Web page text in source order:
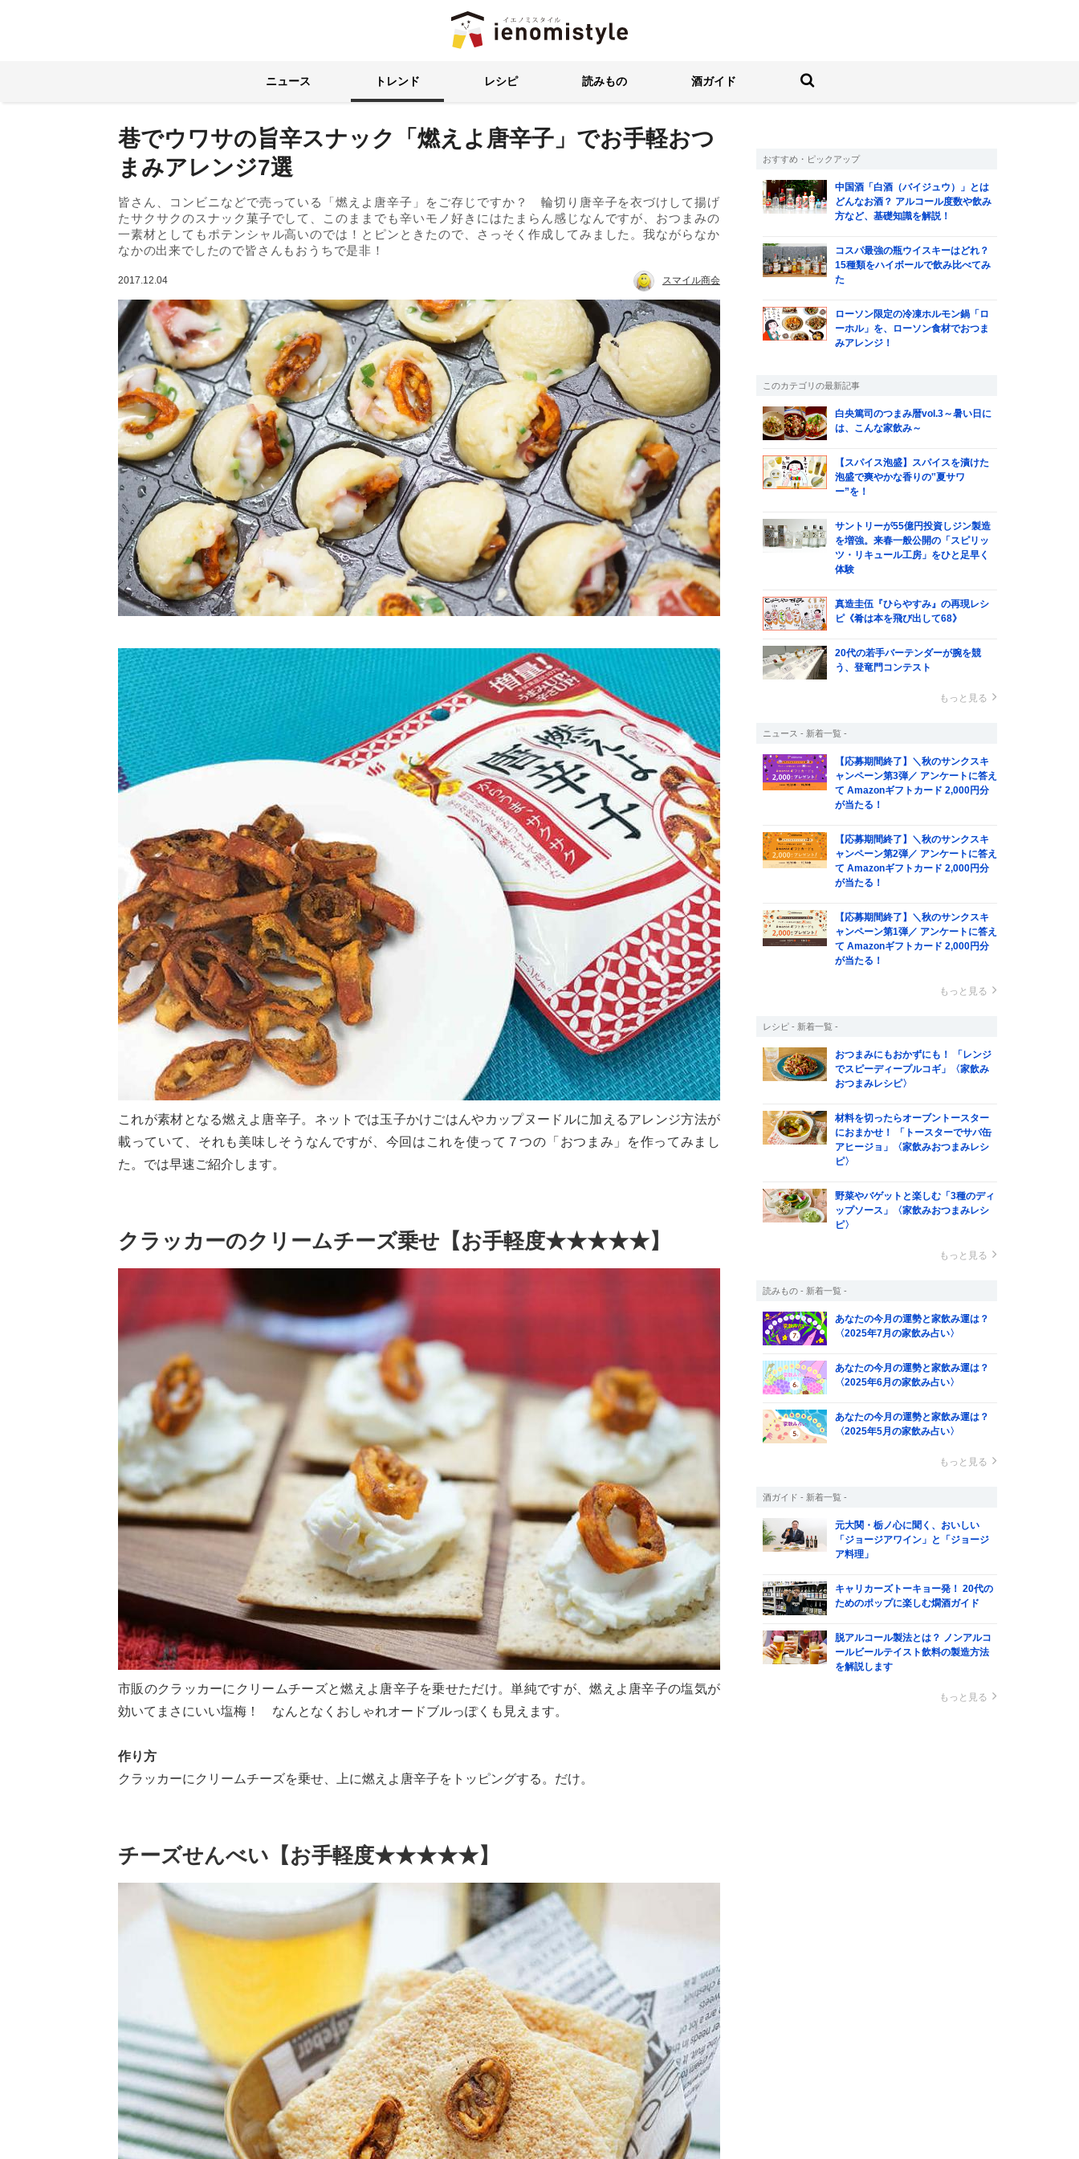
イエノミスタイル 家飲みを楽しむ人の情報サイト
ニュース トレンド レシピ 読みもの 酒ガイド 検索する
巷でウワサの旨辛スナック「燃えよ唐辛子」でお手軽おつ
まみアレンジ7選
皆さん、コンビニなどで売っている「燃えよ唐辛子」をご存じですか？ 輪切り唐辛子を衣づけして揚げ
たサクサクのスナック菓子でして、このままでも辛いモノ好きにはたまらん感じなんですが、おつまみの
一素材としてもポテンシャル高いのでは！とピンときたので、さっそく作成してみました。我ながらなか
なかの出来でしたので皆さんもおうちで是非！
2017.12.04 スマイル商会
これが素材となる燃えよ唐辛子。ネットでは玉子かけごはんやカップヌードルに加えるアレンジ方法が
載っていて、それも美味しそうなんですが、今回はこれを使って７つの「おつまみ」を作ってみまし
た。では早速ご紹介します。
クラッカーのクリームチーズ乗せ【お手軽度★★★★★】
市販のクラッカーにクリームチーズと燃えよ唐辛子を乗せただけ。単純ですが、燃えよ唐辛子の塩気が
効いてまさにいい塩梅！ なんとなくおしゃれオードブルっぽくも見えます。
作り方
クラッカーにクリームチーズを乗せ、上に燃えよ唐辛子をトッピングする。だけ。
チーズせんべい【お手軽度★★★★★】
おすすめ・ピックアップ
中国酒「白酒（バイジュウ）」とは
どんなお酒？ アルコール度数や飲み
方など、基礎知識を解説！
コスパ最強の瓶ウイスキーはどれ？
15種類をハイボールで飲み比べてみ
た
ローソン限定の冷凍ホルモン鍋「ロ
ーホル」を、ローソン食材でおつま
みアレンジ！
このカテゴリの最新記事
白央篤司のつまみ暦vol.3～暑い日に
は、こんな家飲み～
【スパイス泡盛】スパイスを漬けた
泡盛で爽やかな香りの‟夏サワ
ー”を！
サントリーが55億円投資しジン製造
を増強。来春一般公開の「スピリッ
ツ・リキュール工房」をひと足早く
体験
真造圭伍『ひらやすみ』の再現レシ
ピ《肴は本を飛び出して68》
20代の若手バーテンダーが腕を競
う、登竜門コンテスト
もっと見る
ニュース - 新着一覧 -
【応募期間終了】＼秋のサンクスキ
ャンペーン第3弾／ アンケートに答え
て Amazonギフトカード 2,000円分
が当たる！
【応募期間終了】＼秋のサンクスキ
ャンペーン第2弾／ アンケートに答え
て Amazonギフトカード 2,000円分
が当たる！
【応募期間終了】＼秋のサンクスキ
ャンペーン第1弾／ アンケートに答え
て Amazonギフトカード 2,000円分
が当たる！
もっと見る
レシピ - 新着一覧 -
おつまみにもおかずにも！ 「レンジ
でスピーディープルコギ」〈家飲み
おつまみレシピ〉
材料を切ったらオーブントースター
におまかせ！ 「トースターでサバ缶
アヒージョ」〈家飲みおつまみレシ
ピ〉
野菜やバゲットと楽しむ「3種のディ
ップソース」〈家飲みおつまみレシ
ピ〉
もっと見る
読みもの - 新着一覧 -
あなたの今月の運勢と家飲み運は？
〈2025年7月の家飲み占い〉
あなたの今月の運勢と家飲み運は？
〈2025年6月の家飲み占い〉
あなたの今月の運勢と家飲み運は？
〈2025年5月の家飲み占い〉
もっと見る
酒ガイド - 新着一覧 -
元大関・栃ノ心に聞く、おいしい
「ジョージアワイン」と「ジョージ
ア料理」
キャリカーズトーキョー発！ 20代の
ためのポップに楽しむ燗酒ガイド
脱アルコール製法とは？ ノンアルコ
ールビールテイスト飲料の製造方法
を解説します
もっと見る